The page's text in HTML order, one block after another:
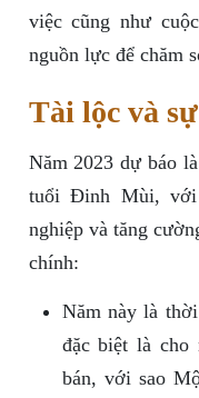
việc cũng như
nguồn lực để chăm
Tài lộc và
Năm 2023 dự báo
tuổi Đinh Mùi, với
nghiệp và tăng
chính:
Năm này là
đặc biệt là cho
bán, với sao